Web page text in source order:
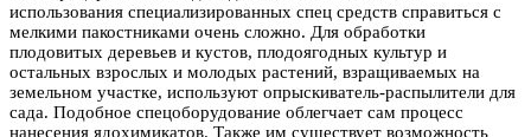
использования специализированных спец средств справиться с
мелкими пакостниками очень сложно. Для обработки
плодовитых деревьев и кустов, плодоягодных культур и
остальных взрослых и молодых растений, взращиваемых на
земельном участке, используют опрыскиватель-распылители для
сада. Подобное спецоборудование облегчает сам процесс
нанесения ядохимикатов. Также им существует возможность